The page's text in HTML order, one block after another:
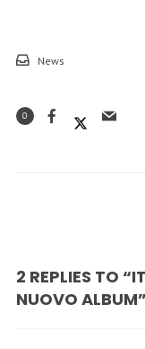
News
0
2 REPLIES TO
NUOVO ALBUM”